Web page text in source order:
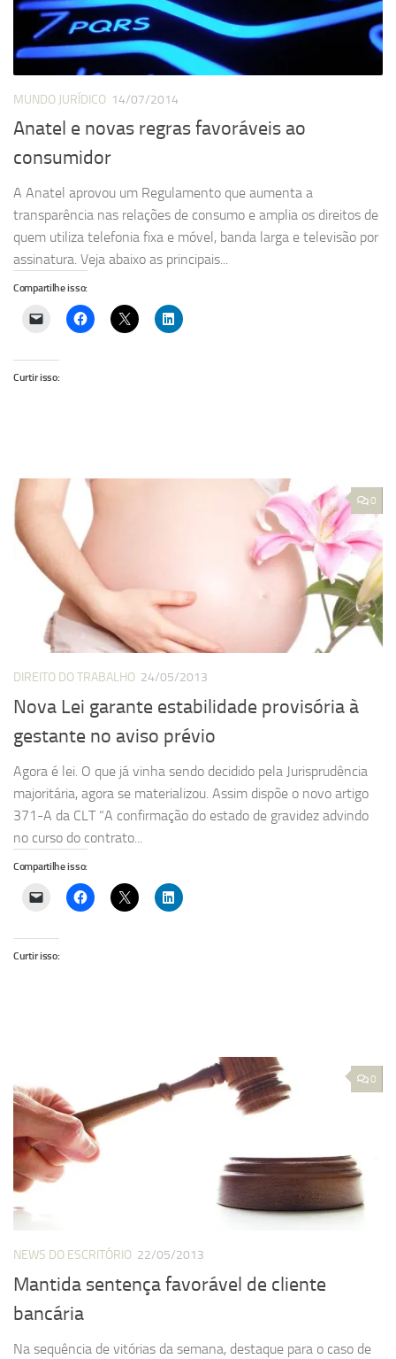
MUNDO JURÍDICO 14/07/2014
Anatel e novas regras favoráveis ao
consumidor
A Anatel aprovou um Regulamento que aumenta a
transparência nas relações de consumo e amplia os direitos de
quem utiliza telefonia fixa e móvel, banda larga e televisão por
assinatura. Veja abaixo as principais...
Compartilhe isso:
Curtir isso:
0
DIREITO DO TRABALHO 24/05/2013
Nova Lei garante estabilidade provisória à
gestante no aviso prévio
Agora é lei. O que já vinha sendo decidido pela Jurisprudência
majoritária, agora se materializou. Assim dispõe o novo artigo
371-A da CLT “A confirmação do estado de gravidez advindo
no curso do contrato...
Compartilhe isso:
Curtir isso:
0
NEWS DO ESCRITÓRIO 22/05/2013
Mantida sentença favorável de cliente
bancária
Na sequência de vitórias da semana, destaque para o caso de